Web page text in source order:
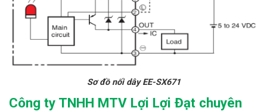
Sơ đồ nối dây EE-SX671
Công ty TNHH MTV Lợi Lợi Đạt chuyên